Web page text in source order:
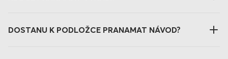
DOSTANU K PODLOŽCE PRANAMAT NÁVOD?